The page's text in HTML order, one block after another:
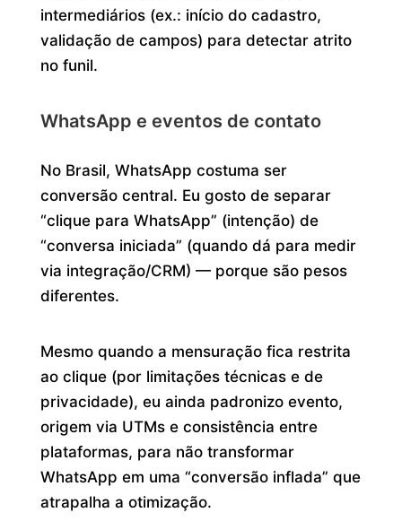
intermediários (ex.: início do cadastro,
validação de campos) para detectar atrito
no funil.
WhatsApp e eventos de contato
No Brasil, WhatsApp costuma ser
conversão central. Eu gosto de separar
“clique para WhatsApp” (intenção) de
“conversa iniciada” (quando dá para medir
via integração/CRM) — porque são pesos
diferentes.
Mesmo quando a mensuração fica restrita
ao clique (por limitações técnicas e de
privacidade), eu ainda padronizo evento,
origem via UTMs e consistência entre
plataformas, para não transformar
WhatsApp em uma “conversão inflada” que
atrapalha a otimização.